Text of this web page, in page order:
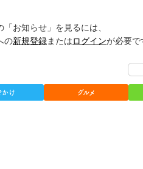
「お知らせ」を見るには、
の新規登録またはログインが必要
かけ グルメ